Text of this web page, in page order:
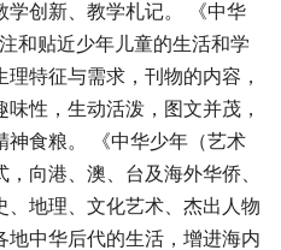
学创新、教学札记。 《中华
和贴近少年儿童的生活和学
特征与需求，刊物的内容，
性，生动活泼，图文并茂，
神食粮。 《中华少年（艺术
向港、澳、台及海外华侨、
地理、文化艺术、杰出人物
中华后代的生活，增进海内